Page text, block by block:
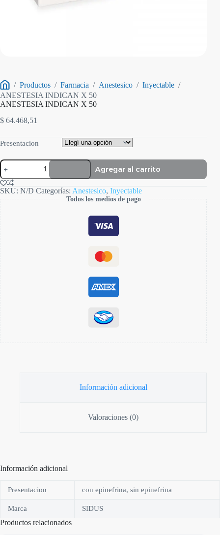
Inicio
/ Productos / Farmacia / Anestesico / Inyectable /
ANESTESIA INDICAN X 50
ANESTESIA INDICAN X 50
$ 64.468,51
Presentacion
ANESTESIA
INDICAN
X
50
cantidad
Agregar al carrito
SKU: N/D Categorías: Anestesico, Inyectable
Todos los medios de pago
Información adicional
Valoraciones (0)
Información adicional
Presentacion con epinefrina, sin epinefrina
Marca SIDUS
Productos relacionados